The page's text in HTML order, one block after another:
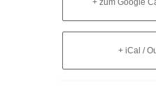
+ zum Google
+ iCal /